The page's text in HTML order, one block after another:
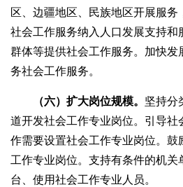
区、边疆地区、民族地区开展服
社会工作服务纳入人口发展支持和
群体等提供社会工作服务。加快发
务社会工作服务。
（六）扩大岗位规模。 坚持分
道开发社会工作专业岗位。引导社
作需要设置社会工作专业岗位。鼓
工作专业岗位。支持有条件的机关
台、使用社会工作专业人员。